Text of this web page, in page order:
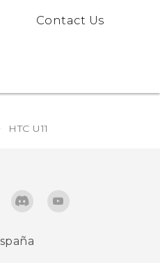
Contact Us
HTC U11‎